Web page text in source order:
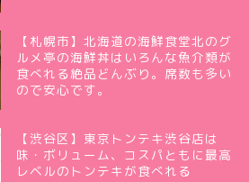
【札幌市】北海道の海鮮食堂北のグ
ルメ亭の海鮮丼はいろんな魚介類が
食べれる絶品どんぶり。席数も多い
ので安心です。
【渋谷区】東京トンテキ渋谷店は
味・ボリューム、コスパともに最高
レベルのトンテキが食べれる